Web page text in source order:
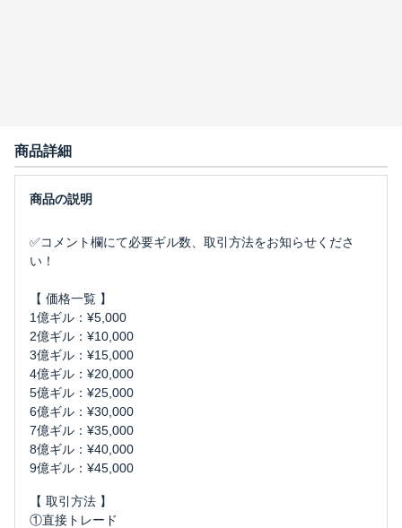
商品詳細
✅️コメント欄にて必要ギル数、取引方法をお知らせくださ
い！
【 価格一覧 】
1億ギル：¥5,000
2億ギル：¥10,000
3億ギル：¥15,000
4億ギル：¥20,000
5億ギル：¥25,000
6億ギル：¥30,000
7億ギル：¥35,000
8億ギル：¥40,000
9億ギル：¥45,000
【 取引方法 】
①直接トレード